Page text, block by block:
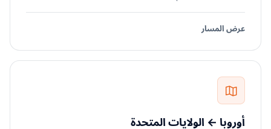
عرض المسار
أوروبا ← الولايات المتحدة